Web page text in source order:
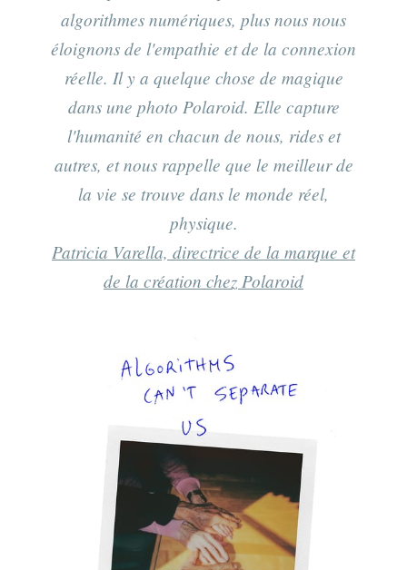
algorithmes numériques, plus nous nous
éloignons de l'empathie et de la connexion
réelle. Il y a quelque chose de magique
dans une photo Polaroid. Elle capture
l'humanité en chacun de nous, rides et
autres, et nous rappelle que le meilleur de
la vie se trouve dans le monde réel,
physique.
Patricia Varella, directrice de la marque et
de la création chez Polaroid